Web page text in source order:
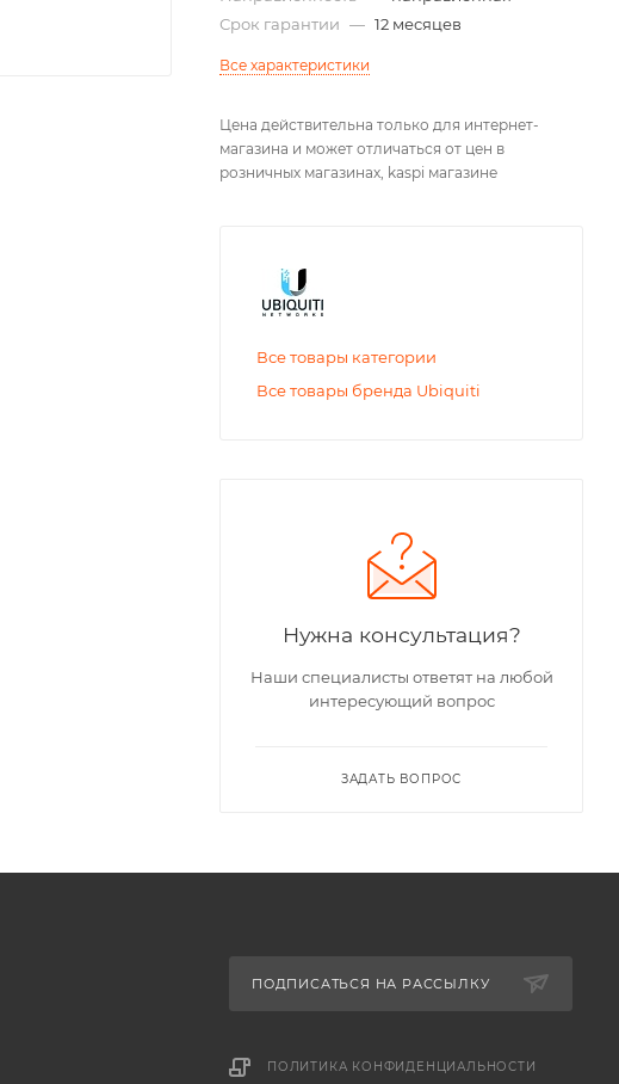
Срок гарантии — 12 месяцев
Все характеристики
Цена действительна только для интернет-
магазина и может отличаться от цен в
розничных магазинах, kaspi магазине
Все товары категории
Все товары бренда Ubiquiti
Нужна консультация?
Наши специалисты ответят на любой
интересующий вопрос
ЗАДАТЬ ВОПРОС
ПОДПИСАТЬСЯ НА РАССЫЛКУ
ПОЛИТИКА КОНФИДЕНЦИАЛЬНОСТИ